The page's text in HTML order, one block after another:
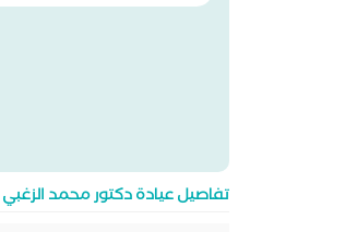
تفاصيل عيادة دكتور محمد الزغبي